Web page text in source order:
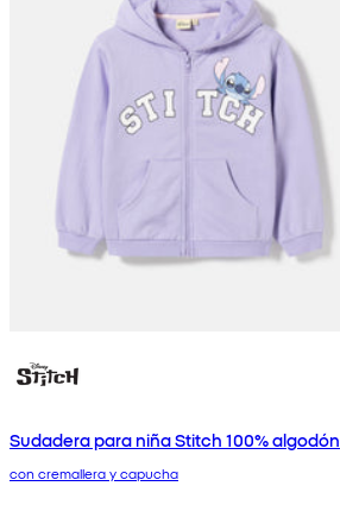
Sudadera para niña Stitch 100% algodón
con cremallera y capucha